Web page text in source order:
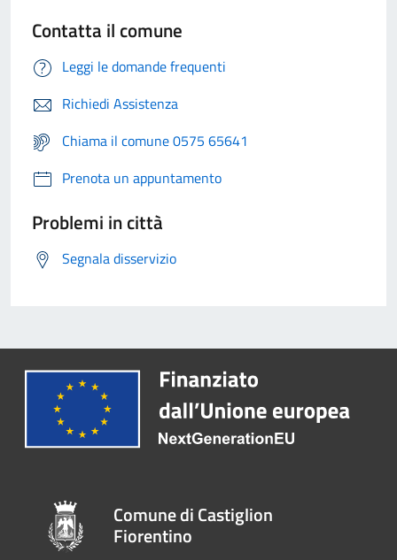
Contatta il comune
Leggi le domande frequenti
Richiedi Assistenza
Chiama il comune 0575 65641
Prenota un appuntamento
Problemi in città
Segnala disservizio
Comune di Castiglion
Fiorentino